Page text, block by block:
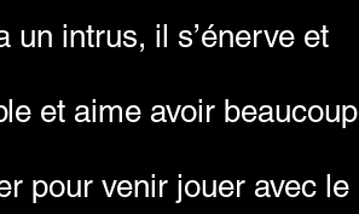
un intrus, il s’énerve et
et aime avoir beaucoup
pour venir jouer avec le